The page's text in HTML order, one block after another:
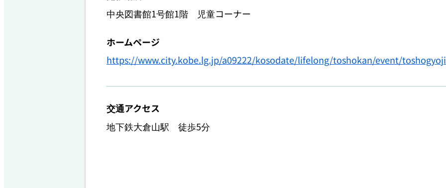
中央図書館1号館1階 児童コーナー
ホームページ
https://www.city.kobe.lg.jp/a09222/kosodate/lifelong/toshokan/event/
交通アクセス
地下鉄大倉山駅　徒歩5分